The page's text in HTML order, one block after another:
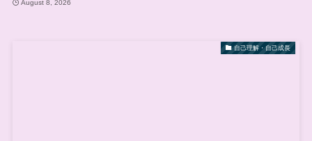
August 8, 2026
自己理解・自己成長